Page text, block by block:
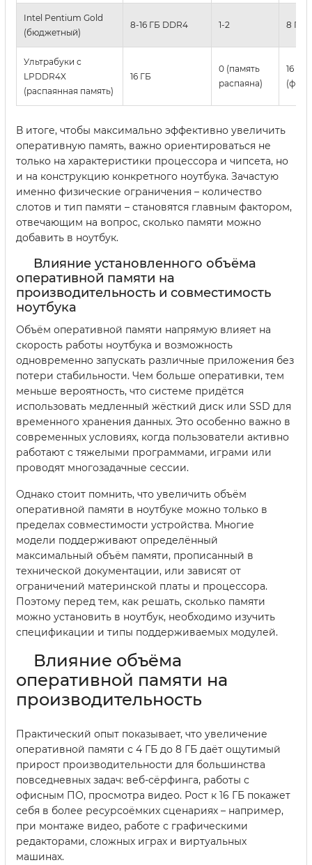
Intel Pentium Gold
(бюджетный)
8-16 ГБ DDR4 1-2 8 ГБ
Ультрабуки с
LPDDR4X
(распаянная память)
16 ГБ
0 (память
распаяна)
16 ГБ
В итоге, чтобы максимально эффективно увеличить
оперативную память, важно ориентироваться не
только на характеристики процессора и чипсета, но
и на конструкцию конкретного ноутбука. Зачастую
именно физические ограничения – количество
слотов и тип памяти – становятся главным фактором,
отвечающим на вопрос, сколько памяти можно
добавить в ноутбук.
Влияние установленного объёма
оперативной памяти на
производительность и совместимость
ноутбука
Объём оперативной памяти напрямую влияет на
скорость работы ноутбука и возможность
одновременно запускать различные приложения без
потери стабильности. Чем больше оперативки, тем
меньше вероятность, что системе придётся
использовать медленный жёсткий диск или SSD для
временного хранения данных. Это особенно важно в
современных условиях, когда пользователи активно
работают с тяжелыми программами, играми или
проводят многозадачные сессии.
Однако стоит помнить, что увеличить объём
оперативной памяти в ноутбуке можно только в
пределах совместимости устройства. Многие
модели поддерживают определённый
максимальный объём памяти, прописанный в
технической документации, или зависят от
ограничений материнской платы и процессора.
Поэтому перед тем, как решать, сколько памяти
можно установить в ноутбук, необходимо изучить
спецификации и типы поддерживаемых модулей.
Влияние объёма
оперативной памяти на
производительность
Практический опыт показывает, что увеличение
оперативной памяти с 4 ГБ до 8 ГБ даёт ощутимый
прирост производительности для большинства
повседневных задач: веб-сёрфинга, работы с
офисным ПО, просмотра видео. Рост к 16 ГБ покажет
себя в более ресурсоёмких сценариях – например,
при монтаже видео, работе с графическими
редакторами, сложных играх и виртуальных
машинах.